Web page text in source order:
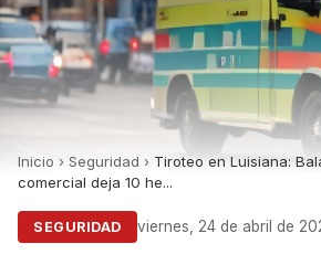
Inicio › Seguridad › Tiroteo en Luisiana:
comercial deja 10 he...
SEGURIDAD viernes, 24 de abril de